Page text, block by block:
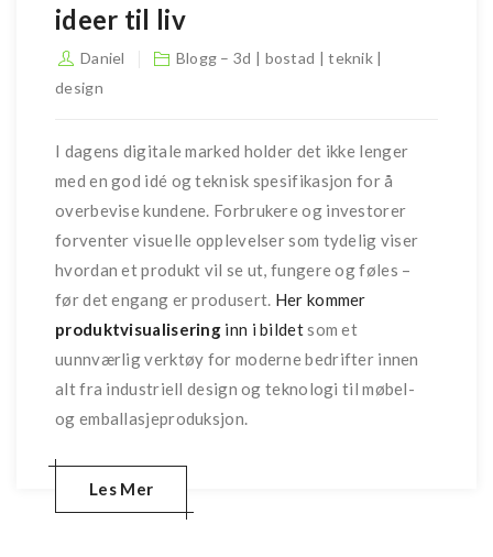
ideer til liv
Daniel
Blogg – 3d | bostad | teknik |
design
I dagens digitale marked holder det ikke lenger
med en god idé og teknisk spesifikasjon for å
overbevise kundene. Forbrukere og investorer
forventer visuelle opplevelser som tydelig viser
hvordan et produkt vil se ut, fungere og føles –
før det engang er produsert. Her kommer
produktvisualisering inn i bildetsom et
uunnværlig verktøy for moderne bedrifter innen
alt fra industriell design og teknologi til møbel-
og emballasjeproduksjon.
Les Mer